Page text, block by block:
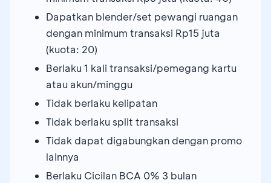
Dapatkan blender/set pewangi ruangan
dengan minimum transaksi Rp15 juta
(kuota: 20)
Berlaku 1 kali transaksi/pemegang kartu
atau akun/minggu
Tidak berlaku kelipatan
Tidak berlaku split transaksi
Tidak dapat digabungkan dengan promo
lainnya
Berlaku Cicilan BCA 0% 3 bulan